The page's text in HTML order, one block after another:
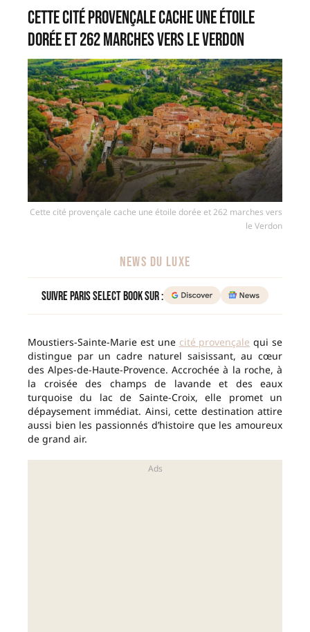
Cette cité provençale cache une étoile
dorée et 262 marches vers le Verdon
Cette cité provençale cache une étoile dorée et 262 marches vers
le Verdon
NEWS DU LUXE
Suivre Paris Select Book sur :
Moustiers-Sainte-Marie est une cité provençale qui se
distingue par un cadre naturel saisissant, au cœur
des Alpes-de-Haute-Provence. Accrochée à la roche, à
la croisée des champs de lavande et des eaux
turquoise du lac de Sainte-Croix, elle promet un
dépaysement immédiat. Ainsi, cette destination attire
aussi bien les passionnés d’histoire que les amoureux
de grand air.